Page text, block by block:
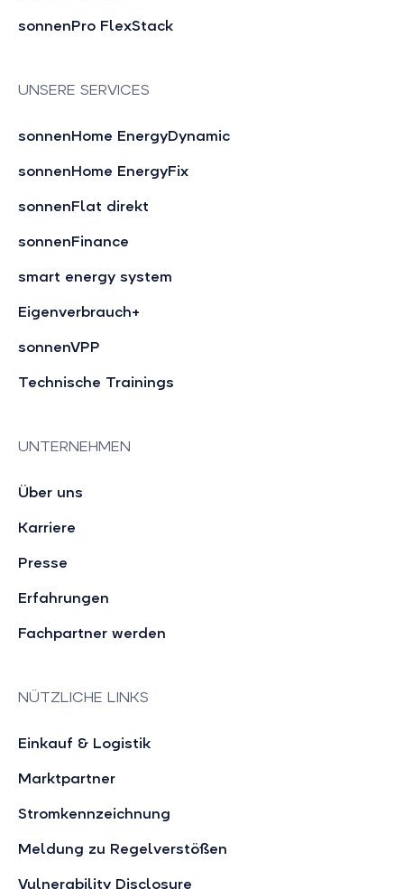
sonnenPro FlexStack
UNSERE SERVICES
sonnenHome EnergyDynamic
sonnenHome EnergyFix
sonnenFlat direkt
sonnenFinance
smart energy system
Eigenverbrauch+
sonnenVPP
Technische Trainings
UNTERNEHMEN
Über uns
Karriere
Presse
Erfahrungen
Fachpartner werden
NÜTZLICHE LINKS
Einkauf & Logistik
Marktpartner
Stromkennzeichnung
Meldung zu Regelverstößen
Vulnerability Disclosure